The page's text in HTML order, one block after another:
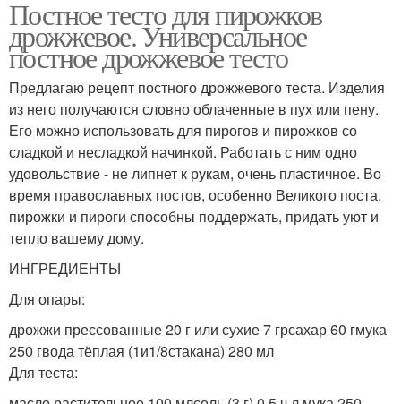
Постное тесто для пирожков
дрожжевое. Универсальное
постное дрожжевое тесто
Предлагаю рецепт постного дрожжевого теста. Изделия
из него получаются словно облаченные в пух или пену.
Его можно использовать для пирогов и пирожков со
сладкой и несладкой начинкой. Работать с ним одно
удовольствие - не липнет к рукам, очень пластичное. Во
время православных постов, особенно Великого поста,
пирожки и пироги способны поддержать, придать уют и
тепло вашему дому.
ИНГРЕДИЕНТЫ
Для опары:
дрожжи прессованные 20 г или сухие 7 грсахар 60 гмука
250 гвода тёплая (1и1/8стакана) 280 мл
Для теста: